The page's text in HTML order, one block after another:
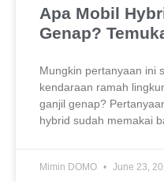
Apa Mobil
Genap?
Mungkin pertanyaan ini
kendaraan ramah
ganjil genap?
hybrid sudah memakai
Mimin DOMO June 23,